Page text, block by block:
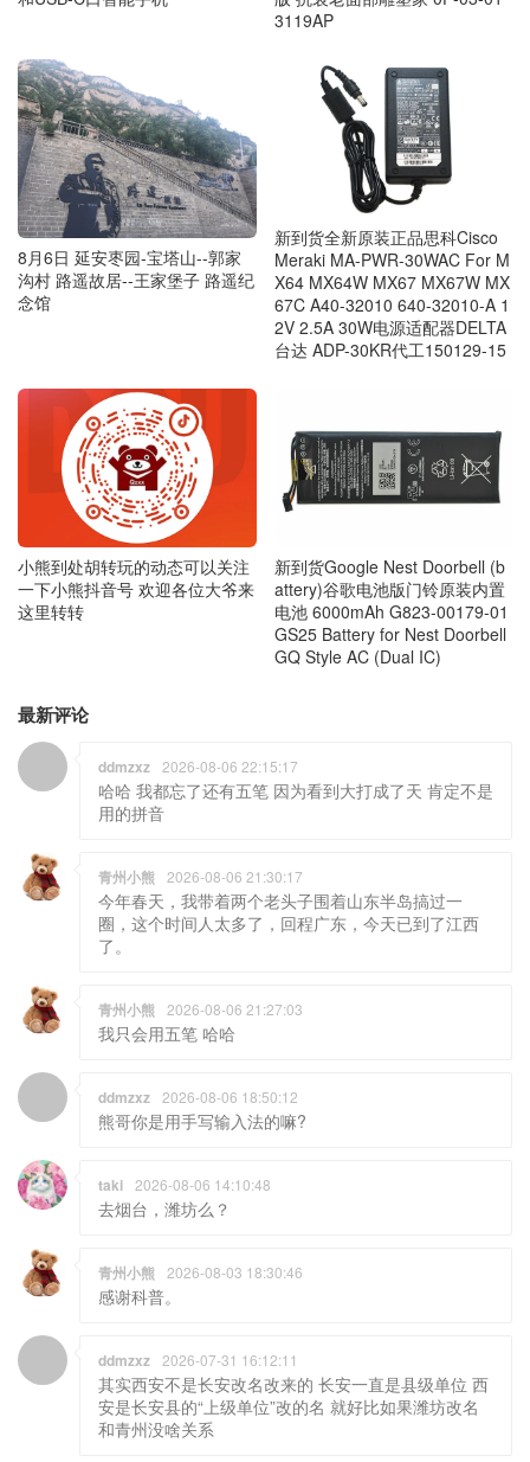
3119AP
8月6日 延安枣园-宝塔山--郭家
沟村 路遥故居--王家堡子 路遥纪
念馆
新到货全新原装正品思科Cisco
Meraki MA-PWR-30WAC For M
X64 MX64W MX67 MX67W MX
67C A40-32010 640-32010-A 1
2V 2.5A 30W电源适配器DELTA
台达 ADP-30KR代工150129-15
小熊到处胡转玩的动态可以关注
一下小熊抖音号 欢迎各位大爷来
这里转转
新到货Google Nest Doorbell (b
attery)谷歌电池版门铃原装内置
电池 6000mAh G823-00179-01
GS25 Battery for Nest Doorbell
GQ Style AC (Dual IC)
最新评论
ddmzxz 2026-08-06 22:15:17
哈哈 我都忘了还有五笔 因为看到大打成了天 肯定不是
用的拼音
青州小熊 2026-08-06 21:30:17
今年春天，我带着两个老头子围着山东半岛搞过一
圈，这个时间人太多了，回程广东，今天已到了江西
了。
青州小熊 2026-08-06 21:27:03
我只会用五笔 哈哈
ddmzxz 2026-08-06 18:50:12
熊哥你是用手写输入法的嘛?
taki 2026-08-06 14:10:48
去烟台，潍坊么？
青州小熊 2026-08-03 18:30:46
感谢科普。
ddmzxz 2026-07-31 16:12:11
其实西安不是长安改名改来的 长安一直是县级单位 西
安是长安县的“上级单位”改的名 就好比如果潍坊改名
和青州没啥关系